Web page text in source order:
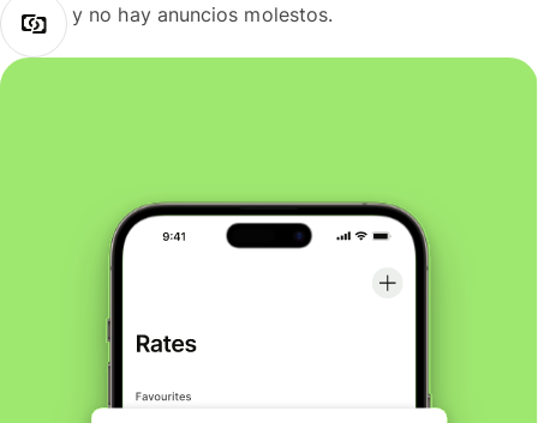
y no hay anuncios molestos.